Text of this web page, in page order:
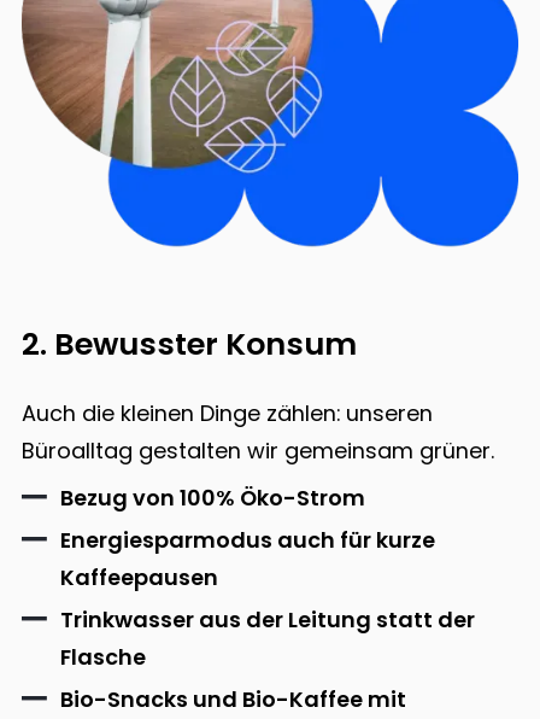
2. Bewusster Konsum
Auch die kleinen Dinge zählen: unseren
Büroalltag gestalten wir gemeinsam grüner.
Bezug von 100% Öko-Strom
Energiesparmodus auch für kurze
Kaffeepausen
Trinkwasser aus der Leitung statt der
Flasche
Bio-Snacks und Bio-Kaffee mit